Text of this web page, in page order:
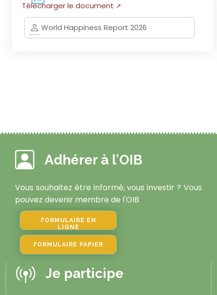
Télécharger le document
World Happiness Report 2026
Adhérer à l'OIB
Vous souhaitez être informé, vous investir ? Vous
pouvez devenir membre de l'OIB
FORMULAIRE EN
LIGNE
FORMULAIRE PAPIER
Je participe